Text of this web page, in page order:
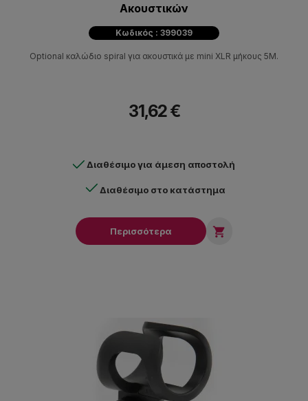
Ακουστικών
Κωδικός : 399039
Οptional καλώδιο spiral για ακουστικά με mini XLR μήκους 5M.
31,62 €
Διαθέσιμο για άμεση αποστολή
Διαθέσιμο στο κατάστημα
Περισσότερα 